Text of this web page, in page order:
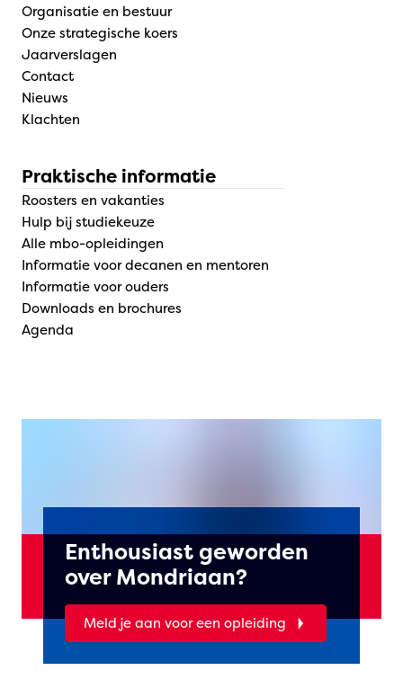
Organisatie en bestuur
Onze strategische koers
Jaarverslagen
Contact
Nieuws
Klachten
Praktische informatie
Roosters en vakanties
Hulp bij studiekeuze
Alle mbo-opleidingen
Informatie voor decanen en mentoren
Informatie voor ouders
Downloads en brochures
Agenda
Enthousiast geworden
over Mondriaan?
Meld je aan voor een opleiding